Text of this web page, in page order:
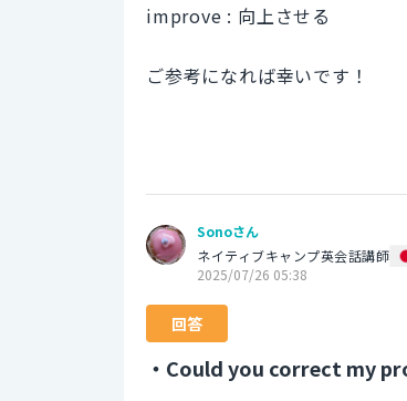
improve : 向上させる
ご参考になれば幸いです！
Sonoさん
ネイティブキャンプ英会話講師
2025/07/26 05:38
回答
・Could you correct my